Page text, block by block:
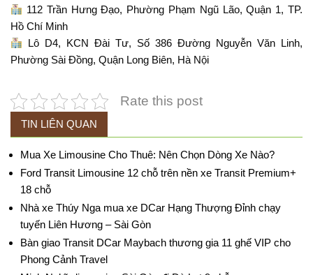
112 Trần Hưng Đạo, Phường Phạm Ngũ Lão, Quận 1, TP.
Hồ Chí Minh
Lô D4, KCN Đài Tư, Số 386 Đường Nguyễn Văn Linh,
Phường Sài Đồng, Quận Long Biên, Hà Nội
Rate this post
TIN LIÊN QUAN
Mua Xe Limousine Cho Thuê: Nên Chọn Dòng Xe Nào?
Ford Transit Limousine 12 chỗ trên nền xe Transit Premium+
18 chỗ
Nhà xe Thúy Nga mua xe DCar Hạng Thượng Đỉnh chạy
tuyến Liên Hương – Sài Gòn
Bàn giao Transit DCar Maybach thương gia 11 ghế VIP cho
Phong Cảnh Travel